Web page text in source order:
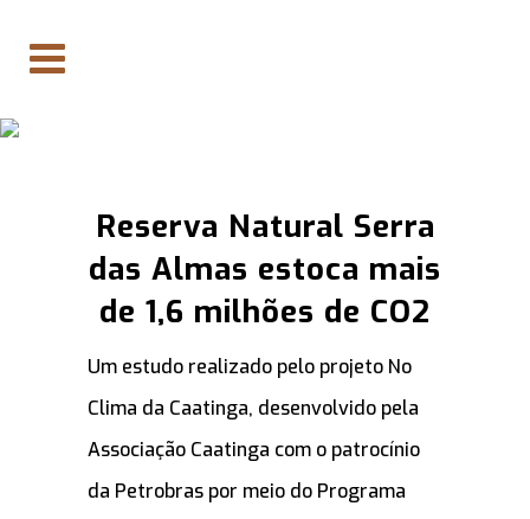
Reserva Natural Serra
das Almas estoca mais
de 1,6 milhões de CO2
Um estudo realizado pelo projeto No
Clima da Caatinga, desenvolvido pela
Associação Caatinga com o patrocínio
da Petrobras por meio do Programa